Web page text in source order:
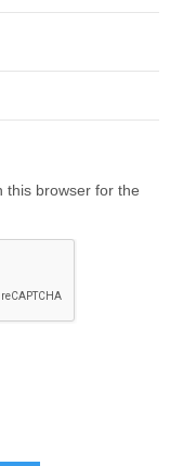
this browser for the